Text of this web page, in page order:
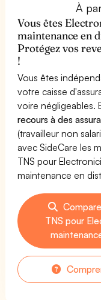
À
Vous êtes
maintenance en
Protégez vos
!
Vous êtes
votre caisse
voire négligeables.
recours à des
(travailleur non
avec SideCare les
TNS pour
maintenance en
TNS pour